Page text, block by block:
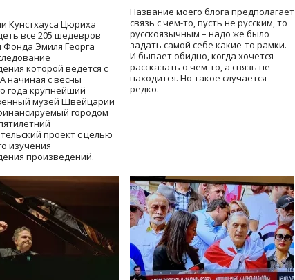
Кунстхауса Цюриха
все 205 шедевров
Фонда Эмиля Георга
которой ведется с
начиная с весны
года крупнейший
музей Швейцарии
городом
проект с целью
изучения
произведений.
Название моего блога предполагает
связь с чем-то, пусть не русским, то
русскоязычным – надо же было
задать самой себе какие-то рамки.
И бывает обидно, когда хочется
рассказать о чем-то, а связь не
находится. Но такое случается
редко.